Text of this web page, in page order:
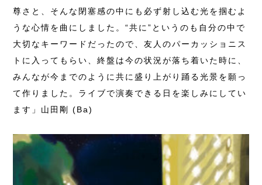
尊さと、そんな閉塞感の中にも必ず射し込む光を掴むよ
うな心情を曲にしました。“共に”というのも自分の中で
大切なキーワードだったので、友人のパーカッショニス
トに入ってもらい、終盤は今の状況が落ち着いた時に、
みんなが今までのように共に盛り上がり踊る光景を願っ
て作りました。ライブで演奏できる日を楽しみにしてい
ます」山田剛 (Ba)